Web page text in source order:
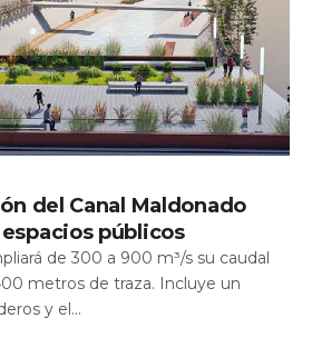
del Canal Maldonado
públicos
de 300 a 900 m³/s su caudal
metros de traza. Incluye un
y el...